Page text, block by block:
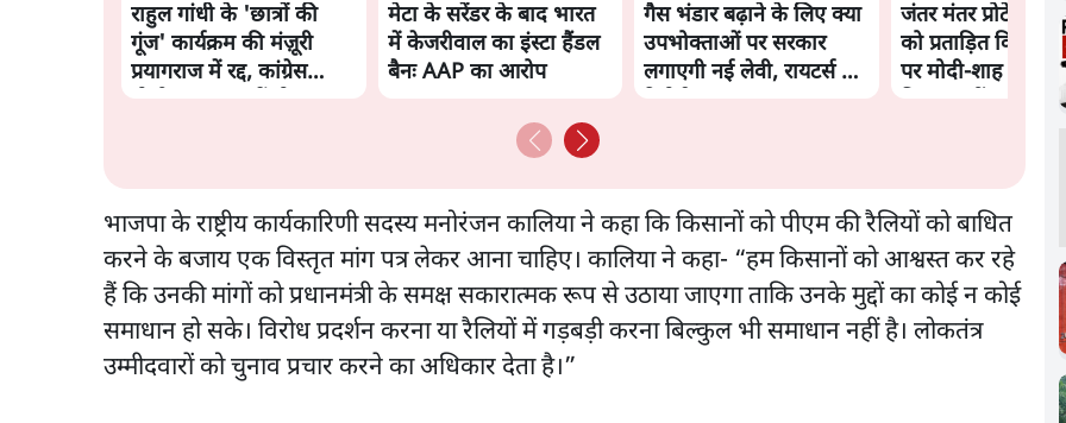
राहुल गांधी के 'छात्रों की
गूंज' कार्यक्रम की मंज़ूरी
प्रयागराज में रद्द, कांग्रेस
मेटा के सरेंडर के बाद भारत
में केजरीवाल का इंस्टा हैंडल
बैनः AAP का आरोप
गैस भंडार बढ़ाने के लिए क्या
उपभोक्ताओं पर सरकार
लगाएगी नई लेवी, रायटर्स की
जंतर मंतर प्रोटेस्ट:
को प्रताड़ित किया
पर मोदी-शाह में
भाजपा के राष्ट्रीय कार्यकारिणी सदस्य मनोरंजन कालिया ने कहा कि किसानों को पीएम की रैलियों को बाधित
करने के बजाय एक विस्तृत मांग पत्र लेकर आना चाहिए। कालिया ने कहा- “हम किसानों को आश्वस्त कर रहे
हैं कि उनकी मांगों को प्रधानमंत्री के समक्ष सकारात्मक रूप से उठाया जाएगा ताकि उनके मुद्दों का कोई न कोई
समाधान हो सके। विरोध प्रदर्शन करना या रैलियों में गड़बड़ी करना बिल्कुल भी समाधान नहीं है। लोकतंत्र
उम्मीदवारों को चुनाव प्रचार करने का अधिकार देता है।”